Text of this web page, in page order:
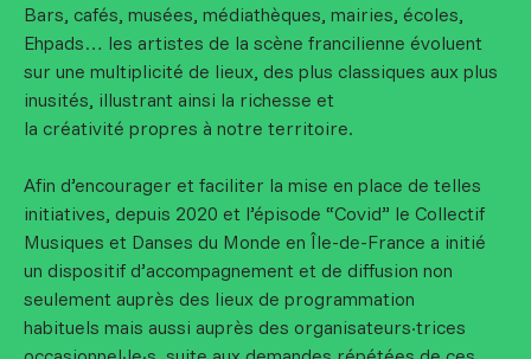
Bars, cafés, musées, médiathèques, mairies, écoles,
Ehpads… les artistes de la scène francilienne évoluent
sur une multiplicité de lieux, des plus classiques aux plus
inusités, illustrant ainsi la richesse et
la créativité propres à notre territoire.
Afin d’encourager et faciliter la mise en place de telles
initiatives, depuis 2020 et l’épisode “Covid” le Collectif
Musiques et Danses du Monde en Île-de-France a initié
un dispositif d’accompagnement et de diffusion non
seulement auprès des lieux de programmation
habituels mais aussi auprès des organisateurs·trices